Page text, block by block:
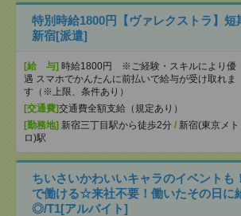
特別時給1800円【ヴァレクストラ】
新宿[派遣]
[給 与] 時給1800円 ※ご経験・スキルにより優
遇 スマホでかんたんに前払いで給与が受け取れま
す（※上限、条件あり）
[交通費]交通費全額支給（規定あり）
[勤務地] 新宿三丁目駅から徒歩2分 / 新宿(東京メト
ロ)駅
ちいさいかわいいキャラのイベントも
で働ける☆来社不要！働いたその日に
◎/T1[アルバイト]